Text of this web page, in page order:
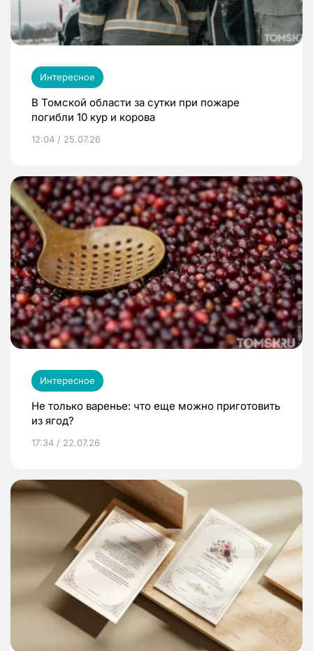
Интересное
В Томской области за сутки при пожаре
погибли 10 кур и корова
12:04 / 25.07.26
Интересное
Не только варенье: что еще можно приготовить
из ягод?
17:34 / 22.07.26